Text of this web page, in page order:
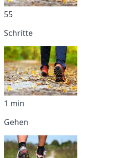
55
Schritte
1 min
Gehen